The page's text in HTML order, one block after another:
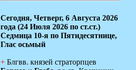
Сегодня, Четверг, 6 Августа 2026
года (24 Июля 2026 по ст.ст.)
Седмица 10-я по Пятидесятнице,
Глас осьмый
+ Блгвв. князей страторпцев